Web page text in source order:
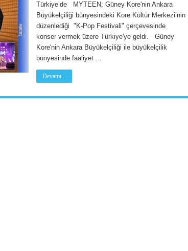
Türkiye’de MYTEEN; Güney Kore'nin Ankara
Büyükelçiliği bünyesindeki Kore Kültür Merkezi’nin
düzenlediği "K-Pop Festivali" çerçevesinde
konser vermek üzere Türkiye'ye geldi. Güney
Kore'nin Ankara Büyükelçiliği ile büyükelçilik
bünyesinde faaliyet …
Devamı...